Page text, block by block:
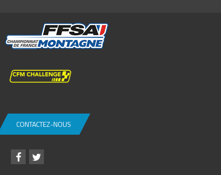
CONTACTEZ-NOUS